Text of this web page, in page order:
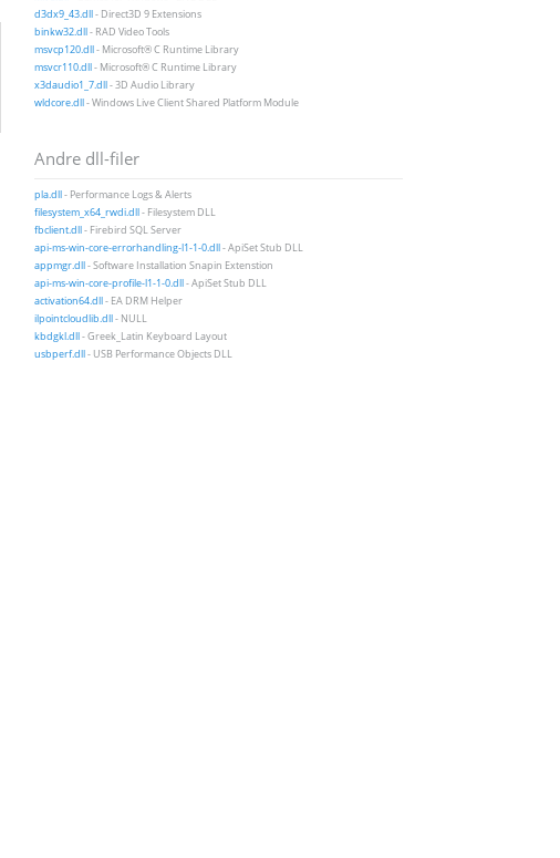
d3dx9_43.dll- Direct3D 9 Extensions
binkw32.dll- RAD Video Tools
msvcp120.dll- Microsoft® C Runtime Library
msvcr110.dll- Microsoft® C Runtime Library
x3daudio1_7.dll- 3D Audio Library
wldcore.dll- Windows Live Client Shared Platform Module
Andre dll-filer
pla.dll- Performance Logs & Alerts
filesystem_x64_rwdi.dll- Filesystem DLL
fbclient.dll- Firebird SQL Server
api-ms-win-core-errorhandling-l1-1-0.dll- ApiSet Stub DLL
appmgr.dll- Software Installation Snapin Extenstion
api-ms-win-core-profile-l1-1-0.dll- ApiSet Stub DLL
activation64.dll- EA DRM Helper
ilpointcloudlib.dll- NULL
kbdgkl.dll- Greek_Latin Keyboard Layout
usbperf.dll- USB Performance Objects DLL